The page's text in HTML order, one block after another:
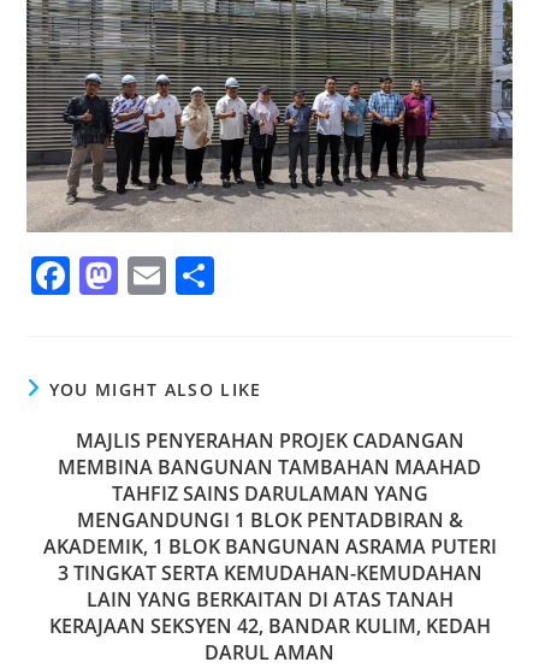
F
e
b
o
o
k
M
o
d
o
n
E
l e
YOU MIGHT ALSO LIKE
MAJLIS PENYERAHAN PROJEK CADANGAN
MEMBINA BANGUNAN TAMBAHAN MAAHAD
TAHFIZ SAINS DARULAMAN YANG
MENGANDUNGI 1 BLOK PENTADBIRAN &
AKADEMIK, 1 BLOK BANGUNAN ASRAMA PUTERI
3 TINGKAT SERTA KEMUDAHAN-KEMUDAHAN
LAIN YANG BERKAITAN DI ATAS TANAH
KERAJAAN SEKSYEN 42, BANDAR KULIM, KEDAH
DARUL AMAN